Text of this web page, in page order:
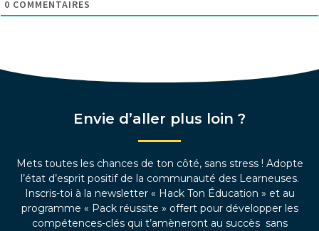
0 COMMENTAIRES
Envie d’aller plus loin ?
Mets toutes les chances de ton côté, sans stress ! Adopte
l’état d’esprit positif de la communauté des Learneuses.
Inscris-toi à la newsletter « Hack Ton Éducation » et au
programme « Pack réussite » offert pour développer les
compétences-clés qui t’amèneront au succès sans